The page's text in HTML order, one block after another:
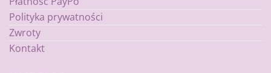
Polityka prywatności
Zwroty
Kontakt